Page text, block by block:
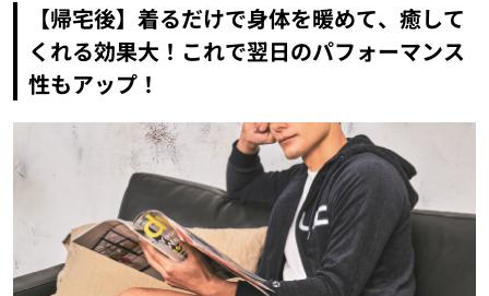
【帰宅後】着るだけで身体を暖めて、癒して
くれる効果大！これで翌日のパフォーマンス
性もアップ！